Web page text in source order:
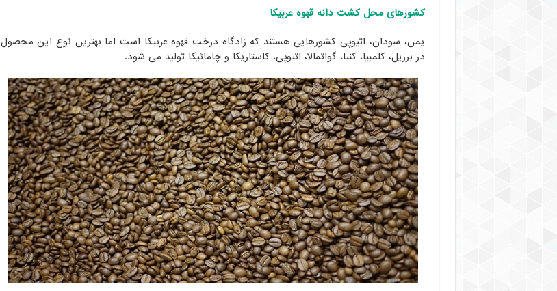
کشورهای محل کشت دانه قهوه عربیکا
یمن، سودان، اتیوپی کشورهایی هستند که زادگاه درخت قهوه عربیکا است اما بهترین نوع این محصول
در برزیل، کلمبیا، کنیا، گواتمالا، اتیوپی، کاستاریکا و چامائیکا تولید می شود.